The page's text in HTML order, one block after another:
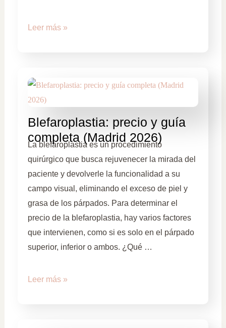
Leer más »
Blefaroplastia: precio y guía
completa (Madrid 2026)
La blefaroplastia es un procedimiento
quirúrgico que busca rejuvenecer la mirada del
paciente y devolverle la funcionalidad a su
campo visual, eliminando el exceso de piel y
grasa de los párpados. Para determinar el
precio de la blefaroplastia, hay varios factores
que intervienen, como si es solo en el párpado
superior, inferior o ambos. ¿Qué …
Leer más »